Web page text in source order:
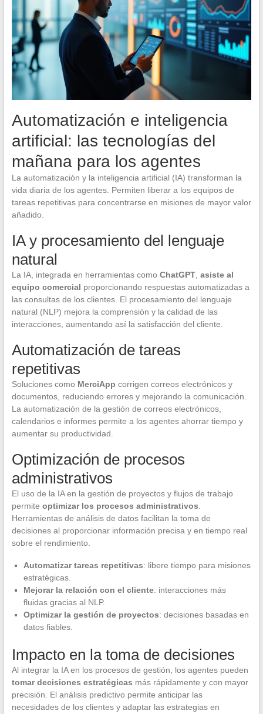
Automatización e inteligencia
artificial: las tecnologías del
mañana para los agentes
La automatización y la inteligencia artificial (IA) transforman la
vida diaria de los agentes. Permiten liberar a los equipos de
tareas repetitivas para concentrarse en misiones de mayor valor
añadido.
IA y procesamiento del lenguaje
natural
La IA, integrada en herramientas como ChatGPT, asiste al
equipo comercial proporcionando respuestas automatizadas a
las consultas de los clientes. El procesamiento del lenguaje
natural (NLP) mejora la comprensión y la calidad de las
interacciones, aumentando así la satisfacción del cliente.
Automatización de tareas
repetitivas
Soluciones como MerciApp corrigen correos electrónicos y
documentos, reduciendo errores y mejorando la comunicación.
La automatización de la gestión de correos electrónicos,
calendarios e informes permite a los agentes ahorrar tiempo y
aumentar su productividad.
Optimización de procesos
administrativos
El uso de la IA en la gestión de proyectos y flujos de trabajo
permite optimizar los procesos administrativos.
Herramientas de análisis de datos facilitan la toma de
decisiones al proporcionar información precisa y en tiempo real
sobre el rendimiento.
Automatizar tareas repetitivas: libere tiempo para misiones
estratégicas.
Mejorar la relación con el cliente: interacciones más
fluidas gracias al NLP.
Optimizar la gestión de proyectos: decisiones basadas en
datos fiables.
Impacto en la toma de decisiones
Al integrar la IA en los procesos de gestión, los agentes pueden
tomar decisiones estratégicas más rápidamente y con mayor
precisión. El análisis predictivo permite anticipar las
necesidades de los clientes y adaptar las estrategias en